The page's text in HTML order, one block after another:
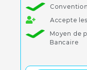
Accepte
Moyen de
Bancaire